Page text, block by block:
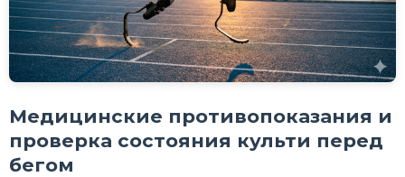
Медицинские противопоказания и
проверка состояния культи перед
бегом